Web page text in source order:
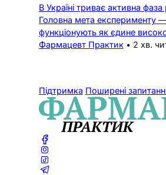
В Україні триває активна
Головна мета експерименту —
функціонують як єдине
Фармацевт Практик • 2 хв.
Підтримка Поширені